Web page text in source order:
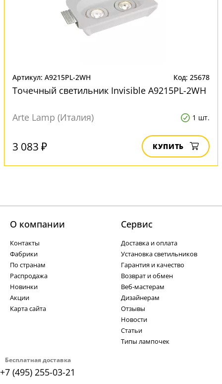
Артикул: A9215PL-2WH Код: 25678
Точечный светильник Invisible A9215PL-2WH
Arte Lamp (Италия) 1 шт.
3 083 ₽ КУПИТЬ
Бесплатная доставка
+7 (495) 255-03-21
О компании
Контакты
Фабрики
По странам
Распродажа
Новинки
Акции
Карта сайта
Cервис
Доставка и оплата
Установка светильников
Гарантия и качество
Возврат и обмен
Веб-мастерам
Дизайнерам
Отзывы
Новости
Статьи
Типы лампочек